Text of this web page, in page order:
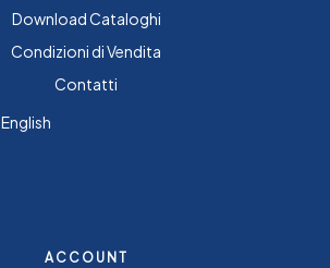
Download Cataloghi
Condizioni di Vendita
Contatti
English
ACCOUNT